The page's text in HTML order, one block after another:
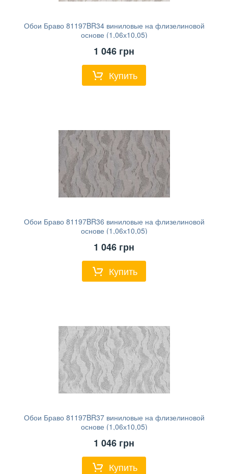
Обои Браво 81197BR34 виниловые на флизелиновой
основе (1,06х10,05)
1 046 грн
Купить
Обои Браво 81197BR36 виниловые на флизелиновой
основе (1,06х10,05)
1 046 грн
Купить
Обои Браво 81197BR37 виниловые на флизелиновой
основе (1,06х10,05)
1 046 грн
Купить